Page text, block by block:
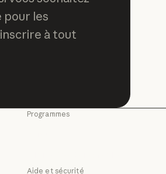
les
à tout
Programmes
Laboratoires de
Aide et sécurité